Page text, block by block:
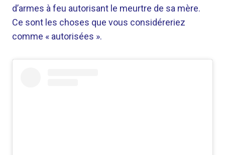
d’armes à feu autorisant le meurtre de sa mère.
Ce sont les choses que vous considéreriez
comme « autorisées ».